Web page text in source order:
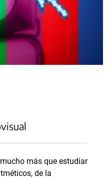
más que estudiar
de la